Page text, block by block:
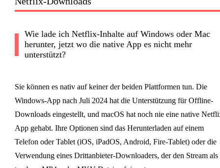
Wie lade ich Netflix-Inhalte auf Windows oder Mac
herunter, jetzt wo die native App es nicht mehr
unterstützt?
Sie können es nativ auf keiner der beiden Plattformen tun. Die
Windows-App nach Juli 2024 hat die Unterstützung für Offline-
Downloads eingestellt, und macOS hat noch nie eine native
App gehabt. Ihre Optionen sind das Herunterladen auf einem
Telefon oder Tablet (iOS, iPadOS, Android, Fire-Tablet) oder die
Verwendung eines Drittanbieter-Downloaders, der den Stream als